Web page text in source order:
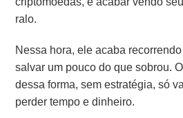
ralo.
Nessa hora, ele acaba
salvar um pouco do que sobrou.
dessa forma, sem estratégia, só
perder tempo e dinheiro.